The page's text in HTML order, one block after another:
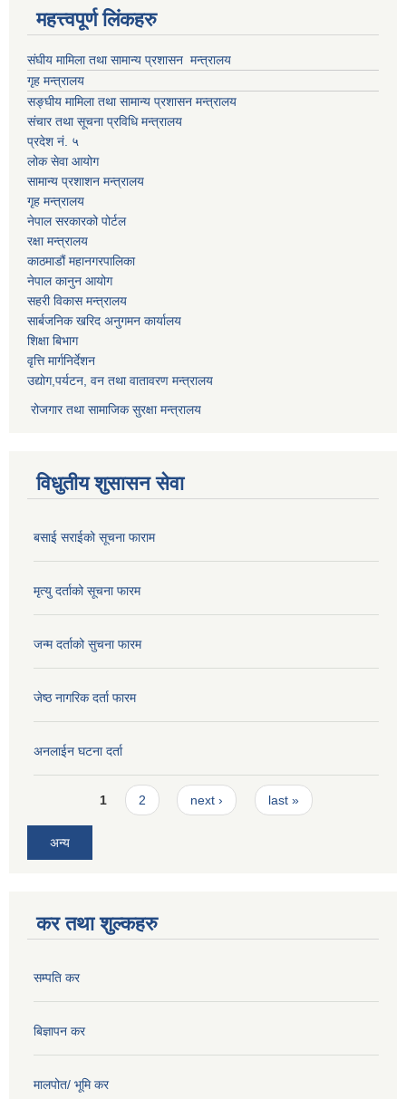
महत्त्वपूर्ण लिंकहरु
संघीय मामिला तथा सामान्य प्रशासन मन्त्रालय
गृह मन्त्रालय
सङ्घीय मामिला तथा सामान्य प्रशासन मन्त्रालय
संचार तथा सूचना प्रविधि मन्त्रालय
प्रदेश नं. ५
लोक सेवा आयोग
सामान्य प्रशाशन मन्त्रालय
गृह मन्त्रालय
नेपाल सरकारको पोर्टल
रक्षा मन्त्रालय
काठमाडौं महानगरपालिका
नेपाल कानुन आयोग
सहरी विकास मन्त्रालय
सार्बजनिक खरिद अनुगमन कार्यालय
शिक्षा बिभाग
वृत्ति मार्गनिर्देशन
उद्योग,पर्यटन, वन तथा वातावरण मन्त्रालय
रोजगार तथा सामाजिक सुरक्षा मन्त्रालय
विधुतीय शुसासन सेवा
बसाई सराईको सूचना फाराम
मृत्यु दर्ताको सूचना फारम
जन्म दर्ताको सुचना फारम
जेष्ठ नागरिक दर्ता फारम
अनलाईन घटना दर्ता
Pages1 2 next › last »
अन्य
कर तथा शुल्कहरु
सम्पति कर
बिज्ञापन कर
मालपोत/ भूमि कर